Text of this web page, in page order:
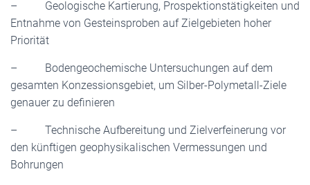
– Geologische Kartierung, Prospektionstätigkeiten und
Entnahme von Gesteinsproben auf Zielgebieten hoher
Priorität
– Bodengeochemische Untersuchungen auf dem
gesamten Konzessionsgebiet, um Silber-Polymetall-Ziele
genauer zu definieren
– Technische Aufbereitung und Zielverfeinerung vor
den künftigen geophysikalischen Vermessungen und
Bohrungen